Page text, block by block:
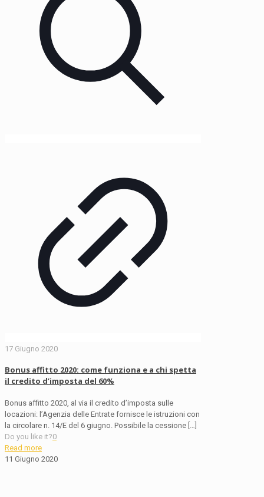
17 Giugno 2020
Bonus affitto 2020: come funziona e a chi spetta
il credito d’imposta del 60%
Bonus affitto 2020, al via il credito d’imposta sulle
locazioni: l’Agenzia delle Entrate fornisce le istruzioni con
la circolare n. 14/E del 6 giugno. Possibile la cessione
Do you like it?0
Read more
11 Giugno 2020